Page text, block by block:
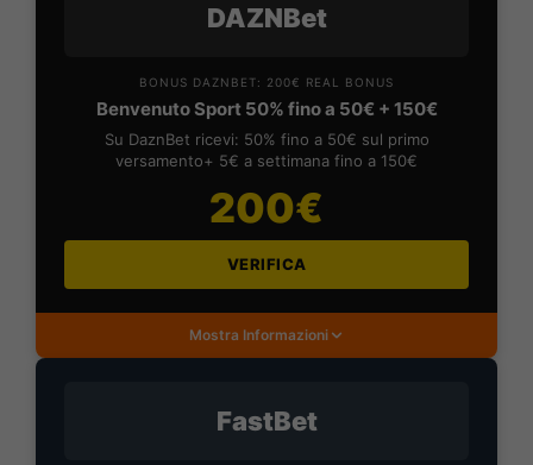
DAZNBet
BONUS DAZNBET: 200€ REAL BONUS
Benvenuto Sport 50% fino a 50€ + 150€
Su DaznBet ricevi: 50% fino a 50€ sul primo
versamento+ 5€ a settimana fino a 150€
200€
VERIFICA
Mostra Informazioni
FastBet